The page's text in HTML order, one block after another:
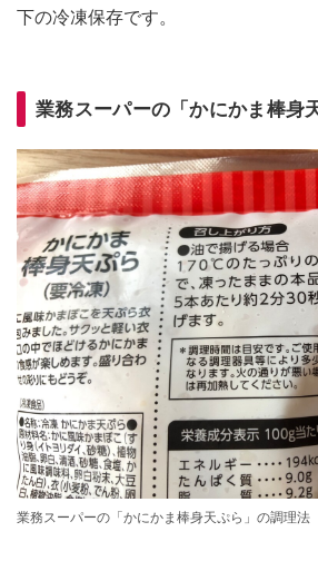
下の冷凍保存です。
業務スーパーの「かにかま棒身
業務スーパーの「かにかま棒身天ぷら」の調理法